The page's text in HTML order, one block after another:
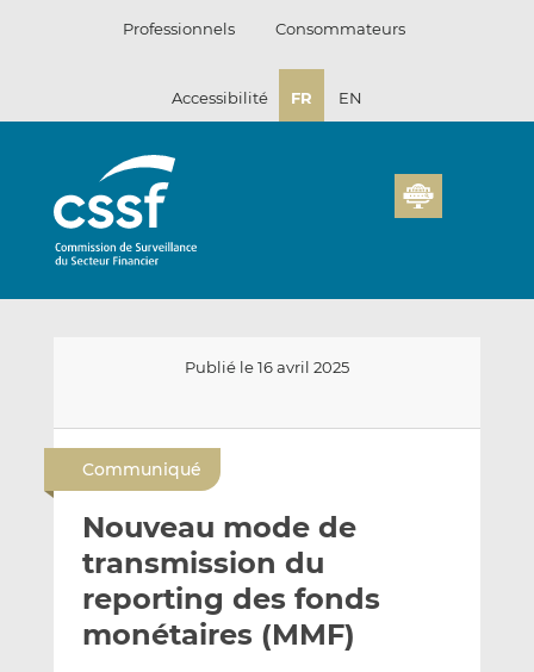
Professionnels Consommateurs
Accessibilité FR EN
Publié le 16 avril 2025
y
e
r
p
a
a
g
e
r
s
a
g
e
r
s
Communiqué
Nouveau mode de
transmission du
reporting des fonds
monétaires (MMF)